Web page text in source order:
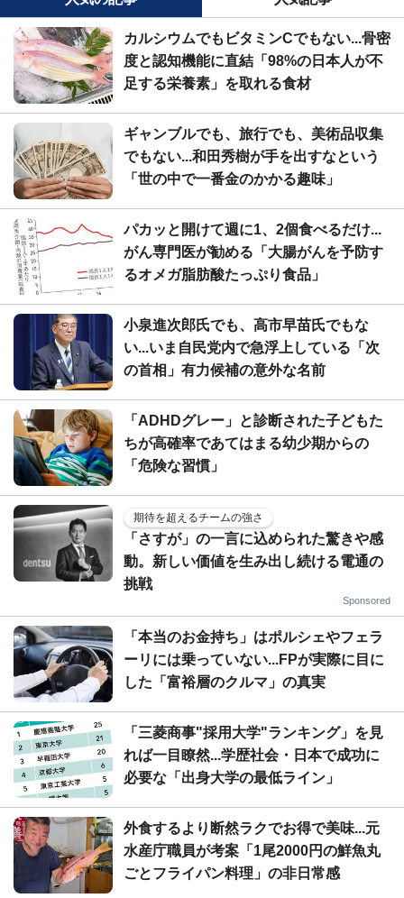
カルシウムでもビタミンCでもない...骨密
度と認知機能に直結「98%の日本人が不
足する栄養素」を取れる食材
ギャンブルでも、旅行でも、美術品収集
でもない...和田秀樹が手を出すなという
「世の中で一番金のかかる趣味」
パカッと開けて週に1、2個食べるだけ...
がん専門医が勧める「大腸がんを予防す
るオメガ脂肪酸たっぷり食品」
小泉進次郎氏でも、高市早苗氏でもな
い...いま自民党内で急浮上している「次
の首相」有力候補の意外な名前
「ADHDグレー」と診断された子どもた
ちが高確率であてはまる幼少期からの
「危険な習慣」
期待を超えるチームの強さ
「さすが」の一言に込められた驚きや感
動。新しい価値を生み出し続ける電通の
挑戦
Sponsored
「本当のお金持ち」はポルシェやフェラ
ーリには乗っていない...FPが実際に目に
した「富裕層のクルマ」の真実
「三菱商事"採用大学"ランキング」を見
れば一目瞭然...学歴社会・日本で成功に
必要な「出身大学の最低ライン」
外食するより断然ラクでお得で美味...元
水産庁職員が考案「1尾2000円の鮮魚丸
ごとフライパン料理」の非日常感